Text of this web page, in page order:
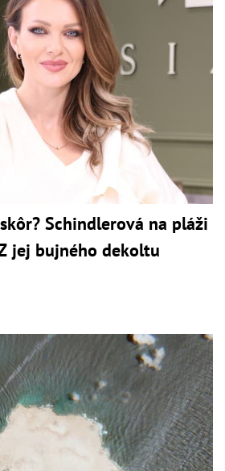
Schindlerová na pláži
jej bujného dekoltu